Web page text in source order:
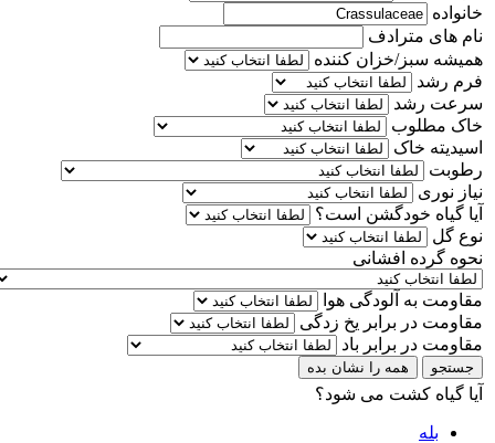
خانواده
نام های مترادف
همیشه سبز/خزان کننده
فرم رشد
سرعت رشد
خاک مطلوب
اسیدیته خاک
رطوبت
نیاز نوری
آیا گیاه خودگشن است؟
نوع گل
نحوه گرده افشانی
مقاومت به آلودگی هوا
مقاومت در برابر یخ زدگی
مقاومت در برابر باد
جستجو همه را نشان بده
آیا گیاه کشت می شود؟
بله